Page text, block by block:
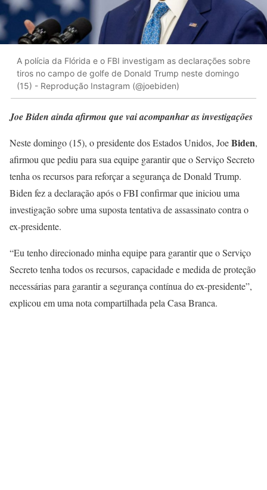
A polícia da Flórida e o FBI investigam as declarações sobre
tiros no campo de golfe de Donald Trump neste domingo
(15) - Reprodução Instagram (@joebiden)
Joe Biden ainda afirmou que vai acompanhar as investigações
Neste domingo (15), o presidente dos Estados Unidos, JoeBiden,
afirmou que pediu para sua equipe garantir que o Serviço Secreto
tenha os recursos para reforçar a segurança de Donald Trump.
Biden fez a declaração após o FBI confirmar que iniciou uma
investigação sobre uma suposta tentativa de assassinato contra o
ex-presidente.
“Eu tenho direcionado minha equipe para garantir que o Serviço
Secreto tenha todos os recursos, capacidade e medida de proteção
necessárias para garantir a segurança contínua do ex-presidente”,
explicou em uma nota compartilhada pela Casa Branca.